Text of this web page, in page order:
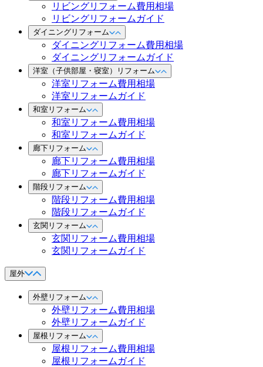
リビングリフォーム費用相場
リビングリフォームガイド
ダイニングリフォーム
ダイニングリフォーム費用相場
ダイニングリフォームガイド
洋室（子供部屋・寝室）リフォーム
洋室リフォーム費用相場
洋室リフォームガイド
和室リフォーム
和室リフォーム費用相場
和室リフォームガイド
廊下リフォーム
廊下リフォーム費用相場
廊下リフォームガイド
階段リフォーム
階段リフォーム費用相場
階段リフォームガイド
玄関リフォーム
玄関リフォーム費用相場
玄関リフォームガイド
屋外
外壁リフォーム
外壁リフォーム費用相場
外壁リフォームガイド
屋根リフォーム
屋根リフォーム費用相場
屋根リフォームガイド